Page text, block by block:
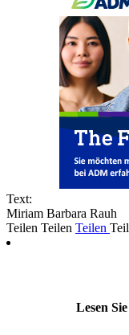
Text:
Miriam Barbara Rauh
Teilen Teilen Teilen
Lesen